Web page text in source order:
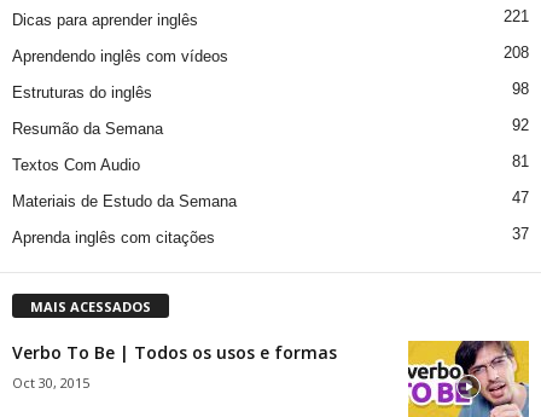
Dicas para aprender inglês 221
Aprendendo inglês com vídeos 208
Estruturas do inglês 98
Resumão da Semana 92
Textos Com Audio 81
Materiais de Estudo da Semana 47
Aprenda inglês com citações 37
MAIS ACESSADOS
Verbo To Be | Todos os usos e formas
Oct 30, 2015